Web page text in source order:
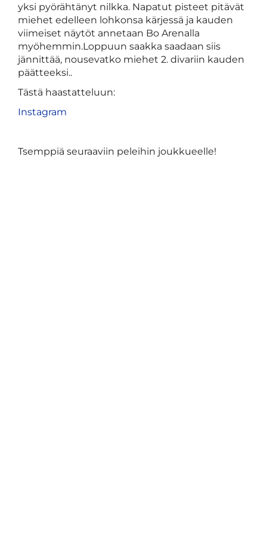
yksi pyörähtänyt nilkka. Napatut pisteet pitävät
miehet edelleen lohkonsa kärjessä ja kauden
viimeiset näytöt annetaan Bo Arenalla
myöhemmin.Loppuun saakka saadaan siis
jännittää, nousevatko miehet 2. divariin kauden
päätteeksi..
Tästä haastatteluun:
Instagram
Tsemppiä seuraaviin peleihin joukkueelle!